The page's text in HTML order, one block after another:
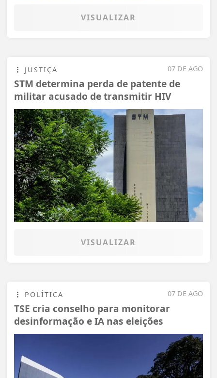
VISUALIZAR
07 DE AGO
JUSTIÇA
STM determina perda de patente de
militar acusado de transmitir HIV
VISUALIZAR
07 DE AGO
POLÍTICA
TSE cria conselho para monitorar
desinformação e IA nas eleições